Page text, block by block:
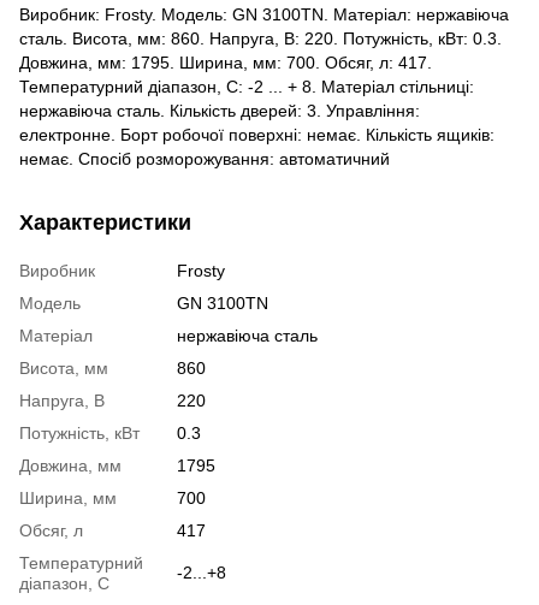
Виробник: Frosty. Модель: GN 3100TN. Матеріал: нержавіюча
сталь. Висота, мм: 860. Напруга, В: 220. Потужність, кВт: 0.3.
Довжина, мм: 1795. Ширина, мм: 700. Обсяг, л: 417.
Температурний діапазон, С: -2 ... + 8. Матеріал стільниці:
нержавіюча сталь. Кількість дверей: 3. Управління:
електронне. Борт робочої поверхні: немає. Кількість ящиків:
немає. Спосіб розморожування: автоматичний
Характеристики
Виробник
Frosty
Модель
GN 3100TN
Матеріал
нержавіюча сталь
Висота, мм
860
Напруга, В
220
Потужність, кВт
0.3
Довжина, мм
1795
Ширина, мм
700
Обсяг, л
417
Температурний
діапазон, С
-2...+8